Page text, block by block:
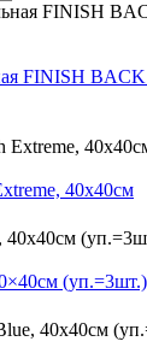
FINISH
40х40см
(уп.=3шт.)